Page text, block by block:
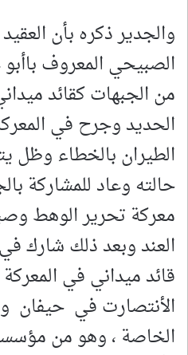
والجدير ذكره بأن
الصبيحي المعروف
من الجبهات كقائد
الحديد وجرح في
الطيران بالخطاء
حالته وعاد للمشاركة
معركة تحرير الوهط
العند وبعد ذلك شارك
قائد ميداني في
الأنتصارت في حيفان
الخاصة ، وهو من